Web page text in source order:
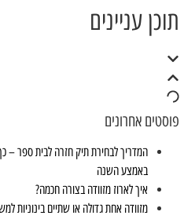
תוכן עניינים
פוסטים אחרונים
המדריך לבחירת תיק חזרה לבית ספר –
באמצע השנה
איך לארוז מזוודה בצורה חכמה?
מזוודה אחת גדולה או שתיים בינוניות